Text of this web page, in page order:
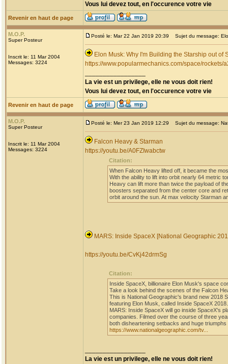
Vous lui devez tout, en l'occurence votre vie
Revenir en haut de page
M.O.P.
Super Posteur
Inscrit le: 11 Mar 2004
Messages: 3224
Posté le: Mar 22 Jan 2019 20:39 Sujet du message:
Elon Musk: Why I'm Building the Starship out of
https://www.popularmechanics.com/space/
La vie est un privilege, elle ne vous doit rien!
Vous lui devez tout, en l'occurence votre vie
Revenir en haut de page
M.O.P.
Super Posteur
Inscrit le: 11 Mar 2004
Messages: 3224
Posté le: Mer 23 Jan 2019 12:29 Sujet du message:
Falcon Heavy & Starman
https://youtu.be/A0FZIwabctw
Citation:
When Falcon Heavy lifted off, it became the
With the ability to lift into orbit nearly 64 metric
Heavy can lift more than twice the payload of
boosters separated from the center core and
orbit around the sun. At max velocity Starman
MARS: Inside SpaceX [National Geographic
https://youtu.be/CvKj42drmSg
Citation:
Inside SpaceX, billionaire Elon Musk's space
Take a look behind the scenes of the Falcon
This is National Geographic's brand new 2018
featuring Elon Musk, called Inside SpaceX 2018.
MARS: Inside SpaceX will go inside SpaceX's
companies. Filmed over the course of three
both disheartening setbacks and huge
https://www.nationalgeographic.com/tv...
La vie est un privilege, elle ne vous doit rien!